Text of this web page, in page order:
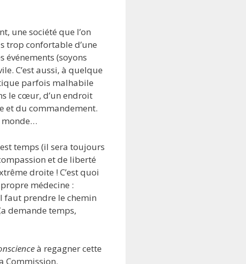
une société que l’on
trop confortable d’une
événements (soyons
C’est aussi, à quelque
parfois malhabile
le cœur, d’un endroit
et du commandement.
monde…
temps (il sera toujours
et de liberté
droite ! C’est quoi
médecine :
faut prendre le chemin
demande temps,
à regagner cette
Commission.